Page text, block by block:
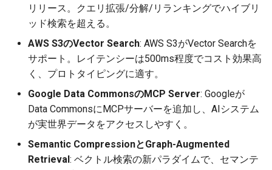
リリース。クエリ拡張/分解/リランキングでハイブリ
ッド検索を超える。
AWS S3のVector Search: AWS S3がVector Searchを
サポート。レイテンシーは500ms程度でコスト効果高
く、プロトタイピングに適す。
Google Data CommonsのMCP Server: Googleが
Data CommonsにMCPサーバーを追加し、AIシステム
が実世界データをアクセスしやすく。
Semantic CompressionとGraph-Augmented
Retrieval: ベクトル検索の新パラダイムで、セマンテ